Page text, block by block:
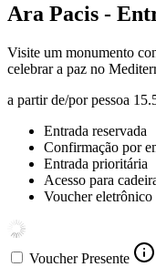
Ara Pacis -
Visite um monumento
celebrar a paz no
a partir de/por pessoa
Entrada reservada
Confirmação por
Entrada prioritária
Acesso para
Voucher eletrônico
Voucher Presente